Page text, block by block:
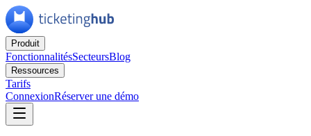
Produit
FonctionnalitésSecteursBlog
Ressources
Tarifs
ConnexionRéserver une démo